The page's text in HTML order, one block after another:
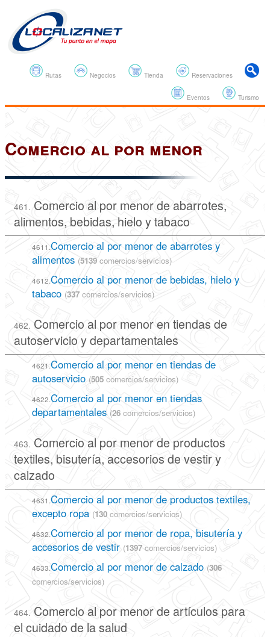
Reservaciones
Tienda
Negocios
Rutas
Turismo
Eventos
Comercio al por menor
461. Comercio al por menor de abarrotes,
alimentos, bebidas, hielo y tabaco
4611.Comercio al por menor de abarrotes y
alimentos (5139 comercios/servicios)
4612.Comercio al por menor de bebidas, hielo y
tabaco (337 comercios/servicios)
462. Comercio al por menor en tiendas de
autoservicio y departamentales
4621.Comercio al por menor en tiendas de
autoservicio (505 comercios/servicios)
4622.Comercio al por menor en tiendas
departamentales (26 comercios/servicios)
463. Comercio al por menor de productos
textiles, bisutería, accesorios de vestir y
calzado
4631.Comercio al por menor de productos textiles,
excepto ropa (130 comercios/servicios)
4632.Comercio al por menor de ropa, bisutería y
accesorios de vestir (1397 comercios/servicios)
4633.Comercio al por menor de calzado (306
comercios/servicios)
464. Comercio al por menor de artículos para
el cuidado de la salud